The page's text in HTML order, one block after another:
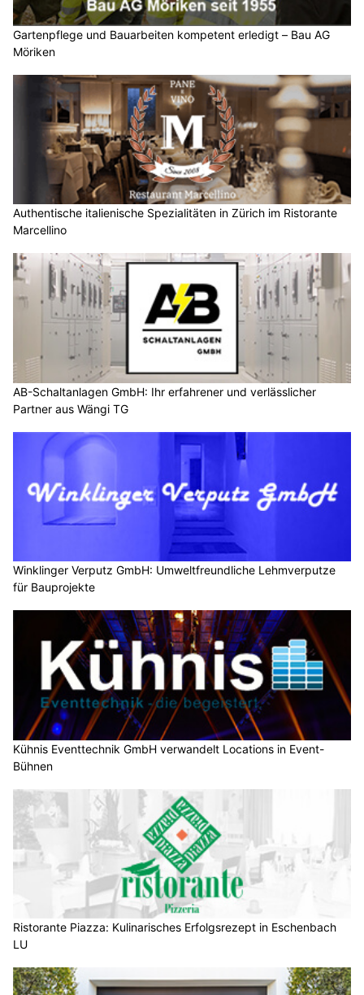
Gartenpflege und Bauarbeiten kompetent erledigt – Bau AG
Möriken
Authentische italienische Spezialitäten in Zürich im Ristorante
Marcellino
AB-Schaltanlagen GmbH: Ihr erfahrener und verlässlicher
Partner aus Wängi TG
Winklinger Verputz GmbH: Umweltfreundliche Lehmverputze
für Bauprojekte
Kühnis Eventtechnik GmbH verwandelt Locations in Event-
Bühnen
Ristorante Piazza: Kulinarisches Erfolgsrezept in Eschenbach
LU